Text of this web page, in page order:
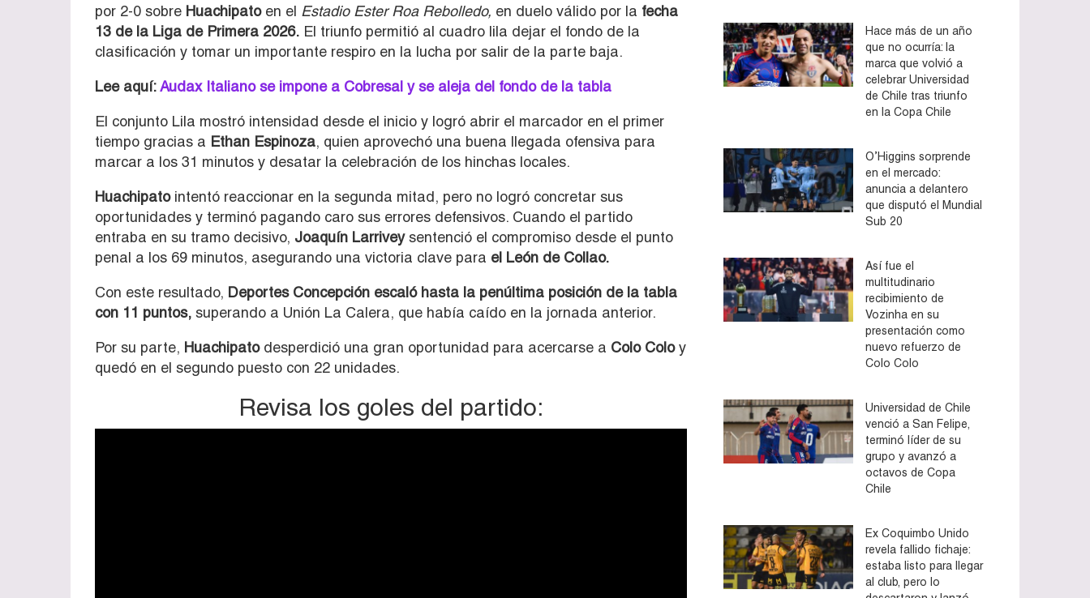
por 2-0 sobre Huachipatoen el Estadio Ester Roa Rebolledo, en duelo válido por la fecha
13 de la Liga de Primera 2026. El triunfo permitió al cuadro lila dejar el fondo de la
clasificación y tomar un importante respiro en la lucha por salir de la parte baja.
Lee aquí:Audax Italiano se impone a Cobresal y se aleja del fondo de la tabla
El conjunto Lila mostró intensidad desde el inicio y logró abrir el marcador en el primer
tiempo gracias a Ethan Espinoza, quien aprovechó una buena llegada ofensiva para
marcar a los 31 minutos y desatar la celebración de los hinchas locales.
Huachipatointentó reaccionar en la segunda mitad, pero no logró concretar sus
oportunidades y terminó pagando caro sus errores defensivos. Cuando el partido
entraba en su tramo decisivo, Joaquín Larriveysentenció el compromiso desde el punto
penal a los 69 minutos, asegurando una victoria clave para el León de Collao.
Con este resultado, Deportes Concepción escaló hasta la penúltima posición de la tabla
con 11 puntos, superando a Unión La Calera, que había caído en la jornada anterior.
Por su parte, Huachipatodesperdició una gran oportunidad para acercarse a Colo Coloy
quedó en el segundo puesto con 22 unidades.
Revisa los goles del partido:
Hace más de un año
que no ocurría: la
marca que volvió a
celebrar Universidad
de Chile tras triunfo
en la Copa Chile
O’Higgins sorprende
en el mercado:
anuncia a delantero
que disputó el Mundial
Sub 20
Así fue el
multitudinario
recibimiento de
Vozinha en su
presentación como
nuevo refuerzo de
Colo Colo
Universidad de Chile
venció a San Felipe,
terminó líder de su
grupo y avanzó a
octavos de Copa
Chile
Ex Coquimbo Unido
revela fallido fichaje:
estaba listo para llegar
al club, pero lo